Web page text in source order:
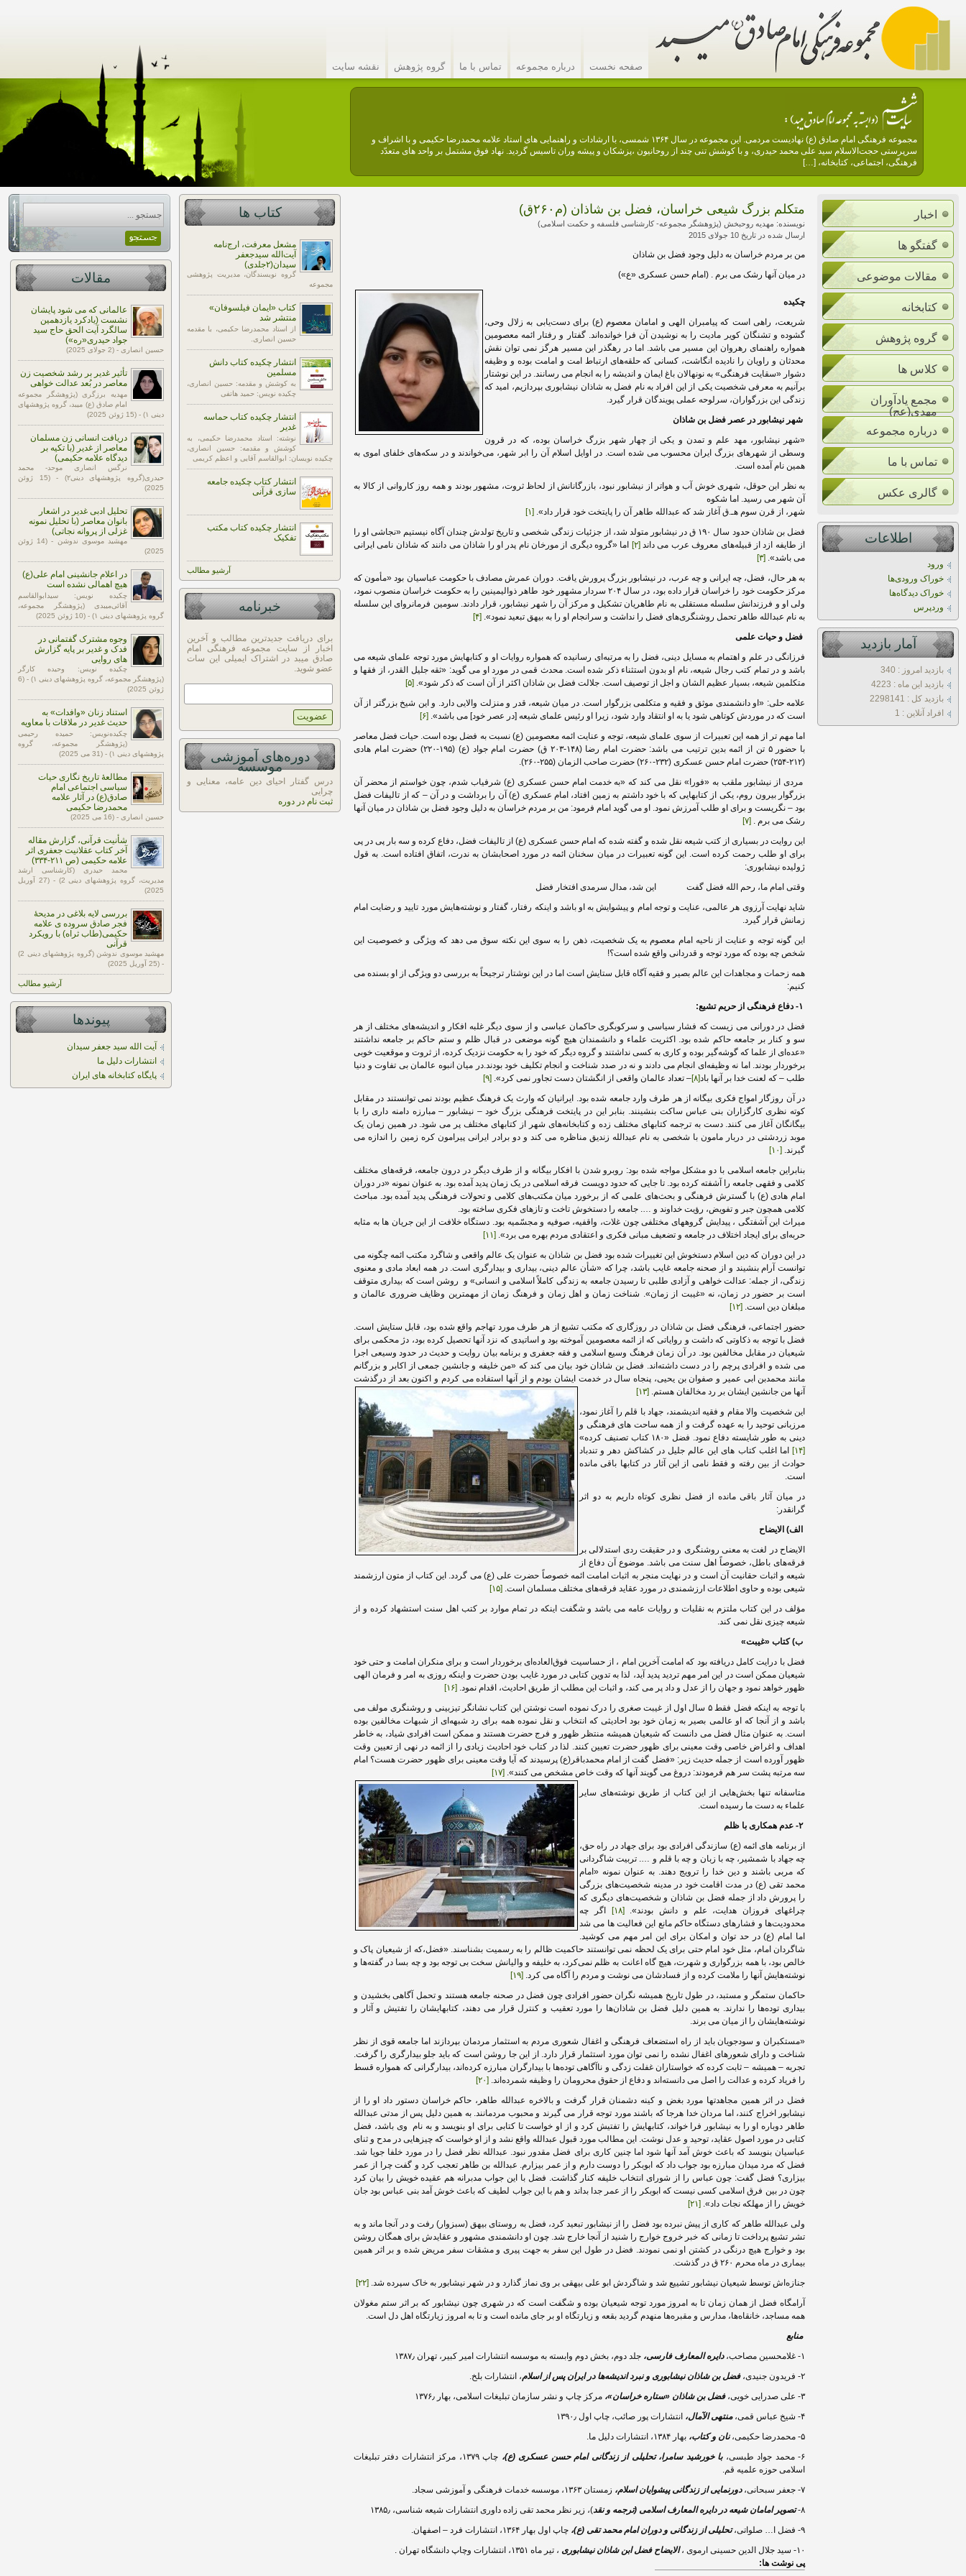
صفحه نخست درباره مجموعه تماس با ما گروه پژوهش نقشه سایت
مجموعه فرهنگی امام صادق (ع) نهادیست مردمی. این مجموعه در سال ۱۳۶۴ شمسی، با ارشادات و راهنمایی های استاد علامه محمدرضا حکیمی و با اشراف و
سرپرستی حجت‌الاسلام سید علی محمد حیدری، و با کوشش تنی چند از روحانیون ،پزشکان و پیشه وران تاسیس گردید. نهاد فوق مشتمل بر واحد های متعدّد
فرهنگی، اجتماعی، کتابخانه، […]
اخبار
گفتگو ها
مقالات موضوعی
کتابخانه
گروه پژوهش
کلاس ها
مجمع یادآوران
مهدی(عج)
درباره مجموعه
تماس با ما
گالری عکس
اطلاعات
ورود
خوراک ورودی‌ها
خوراک دیدگاه‌ها
وردپرس
آمار بازديد
بازديد امروز : 340
بازديد اين ماه : 4223
بازديد کل : 2298141
افراد آنلاين : 1
متکلم بزرگ شیعی خراسان، فضل بن شاذان (م۲۶۰ق)
نویسنده: مهدیه روحبخش (پژوهشگر مجموعه- کارشناسی فلسفه و حکمت اسلامی)
ارسال شده در تاریخ 10 جولای 2015
من بر مردم خراسان به دلیل وجود فضل بن شاذان
در میان آنها رشک می برم . (امام حسن عسکری «ع»)
چکیده
شریعت، راهی است که پیامبران الهی و امامان معصوم (ع) برای دست‌یابی به زلال وحی،
گشوده و تشنگان کویر مادیت را به نوشیدن آن فرا خوانده‌اند. گفتار و رفتار ائمه معصومین
همواره راهنمای رهروان این مسیر می باشد. اما در رهگذر این مسیر هرگز نمی توان نقش
محدثان و راویان را نادیده انگاشت، کسانی که حلقه‌های ارتباط امت و امامت بوده و وظیفه
دشوار «سقایت فرهنگی» به نونهالان باغ ایمان و اندیشه را به انجام می رسانند. در این نوشتار
برآنیم به معرفی شخصیت یکی از این افراد به نام فضل به شاذان نیشابوری بپردازیم، امید که
زندگی این بزرگواران، سرلوحه عملی پویندگان قرار گیرد.
شهر نیشابور در عصر فضل بن شاذان
«شهر نیشابور، مهد علم و تمدن و یکی از چهار شهر بزرگ خراسان بوده، که در قرون
وسطی از شهرهای بزرگ ایران محسوب می شده است. در اوایل اسلام آن را ابر شهر، می‌خواندند و در سکه‌های خلفای اموی به
همین نام آمده است.
به نظر ابن حوقل، شهری خوش آب و هواتر از نیشابور نبود، بازرگانانش از لحاظ ثروت، مشهور بودند و همه روز کاروانی از کالا به
آن شهر می رسید. اما شکوه
شهر، از قرن سوم هـ.ق آغاز شد که عبدالله طاهر آن را پایتخت خود قرار داد». [۱]
فضل بن شاذان حدود سال ۱۹۰ ق در نیشابور متولد شد، از جزئیات زندگی شخصی و تاریخ تولدش چندان آگاه نیستیم «نجاشی او را
از طایفه ازد از قبیله‌های معروف عرب می داند [۲]
اما «گروه دیگری از مورخان نام پدر او را شاذان می دانند که شاذان نامی ایرانی
می باشد». [۳]
به هر حال، فضل، چه ایرانی و چه عرب، در نیشابور بزرگ پرورش یافت. دوران عمرش مصادف با حکومت عباسیان بود «مأمون که
مرکز حکومت خود را خراسان قرار داده بود، در سال ۲۰۴ سردار مشهور خود طاهر ذوالیمینین را به حکومت خراسان منصوب نمود،
ولی او و فرزندانش سلسله مستقلی به نام طاهریان تشکیل و مرکز آن را شهر نیشابور، قرار دادند. سومین فرمانروای این سلسله
به نام عبدالله طاهر تحمل روشنگری‌های فضل را نداشت و سرانجام او را به بیهق تبعید نمود». [۴]
فضل و حیات علمی
فرزانگی در علم و اهتمام به مسایل دینی، فضل را به مرتبه‌ای رسانیده که همواره روایات او و کتابهایش مورد توجه علمای شیعه می
باشد و در تمام کتب رجال شیعه، نام او بدون استثناء ذکر شده است. محدث قمی در مورد او می گوید: «ثقه جلیل القدر، از فقها و
متکلمین شیعه، بسیار عظیم الشان و اجل از توصیف است. جلالت فضل بن شاذان اکثر از آن است که ذکر شود». [۵]
علامه حلی: «او دانشمندی موثق و فقیه و متکلمی بزرگوار است. در میان شیعه، قدر و منزلت والایی دارد. و این شیخ بزرگتر از آن
است که در موردش کوتاهی شود یا به او انتقاد وارد شود، زیرا او رئیس علمای شیعه [در عصر خود] می باشد». [۶]
اما مهم تر از همه این تعبیرات از سوی علمای شیعه، توجه و عنایت ائمه معصومین (ع) نسبت به فضل بوده است. حیات فضل معاصر
با حضور ۵ تن از ائمه بدین ترتیب می باشد: حضرت امام رضا (۱۴۸-۲۰۳ ق) حضرت امام جواد (ع) (۱۹۵-۲۲۰) حضرت امام هادی
(۲۱۲-۲۵۴) حضرت امام حسن عسکری (۲۳۲-۲۶۰) حضرت صاحب الزمان (۲۵۵-۲۶۰).
مردی از نیشابور ملقب به «فورا» نقل می کند که «به خدمت امام حسن عسکری (ع) شرفیاب شدم، چون خواستم از محضر آن
بزرگوار بیرون روم، یکی از کتابهایی که با خود داشتم به زمین افتاد، امام عسکری (ع) آن را برداشت و در آن – که از تالیفات فضل
بود – نگریست و برای او طلب آمرزش نمود. او می گوید امام فرمود: من بر مردم خراسان به دلیل وجود فضل بن شاذان در میان آنها
رشک می برم . [۷]
این روایت در بسیاری از کتب شیعه نقل شده و گفته شده که امام حسن عسکری (ع) از تالیفات فضل، دفاع کرده و سه بار پی در پی
برای او طلب رحمت کرده است. این گونه تعبیرات در میان سخنان ائمه در مورد اصحابشان به ندرت، اتفاق افتاده است. به قول
ژولیده نیشابوری:
وقتی امام ما، رحم الله فضل گفت این شد، مدال سرمدی افتخار فضل
شاید نهایت آرزوی هر عالمی، عنایت و توجه امام و پیشوایش به او باشد و اینکه رفتار، گفتار و نوشته‌هایش مورد تایید و رضایت امام
زمانش قرار گیرد.
این گونه توجه و عنایت از ناحیه امام معصوم به یک شخصیت، ذهن را به سوی این نکته سوق می دهد که ویژگی و خصوصیت این
شخص چه بوده که مورد توجه و قدردانی واقع شده است؟!
همه زحمات و مجاهدات این عالم بصیر و فقیه آگاه قابل ستایش است اما در این نوشتار ترجیحاً به بررسی دو ویژگی از او بسنده می
کنیم:
۱- دفاع فرهنگی از حریم تشیع:
فضل در دورانی می زیست که فشار سیاسی و سرکوبگری حاکمان عباسی و از سوی دیگر غلبه افکار و اندیشه‌های مختلف از هر
سو و کنار بر جامعه حاکم شده بود. اکثریت علماء و دانشمندان هیچ گونه موضعی در قبال ظلم و ستم حاکم بر جامعه نداشتند
«عده‌ای از علما که گوشه‌گیر بوده و کاری به کسی نداشتند و گروه دیگر که خود را به حکومت نزدیک کرده، از ثروت و موقعیت خوبی
برخوردار بودند. اما نه وظیفه‌ای انجام می دادند و نه در صدد شناخت و انجام تکلیف خود بودند.در میان انبوه عالمان بی تفاوت و دنیا
طلب – که لعنت خدا بر آنها باد[۸] – تعداد عالمان واقعی از انگشتان دست تجاور نمی کرد». [۹]
در آن روزگار امواج فکری بیگانه از هر طرف وارد جامعه شده بود. ایرانیان که وارث یک فرهنگ عظیم بودند نمی توانستند در مقابل
کوته نظری کارگزاران بنی عباس ساکت بنشینند. بنابر این در پایتخت فرهنگی بزرگ خود – نیشابور – مبارزه دامنه داری را با
بیگانگان آغاز می کنند. دست به ترجمه کتابهای مختلف زده و کتابخانه‌های شهر از کتابهای مختلف پر می شود. در همین زمان یک
موبد زردشتی در دربار مامون با شخصی به نام عبدالله زندیق مناظره می کند و دو برادر ایرانی پیرامون کره زمین را اندازه می
گیرند. [۱۰]
بنابراین جامعه اسلامی با دو مشکل مواجه شده بود: روبرو شدن با افکار بیگانه و از طرف دیگر در درون جامعه، فرقه‌های مختلف
کلامی و فقهی جامعه را آشفته کرده بود. تا جایی که حدود دویست فرقه اسلامی در یک زمان پدید آمده بود. به عنوان نمونه «در دوران
امام هادی (ع) با گسترش فرهنگی و بحث‌های علمی که از برخورد میان مکتب‌های کلامی و تحولات فرهنگی پدید آمده بود. مباحث
کلامی همچون جبر و تفویض، رؤیت خداوند و …. جامعه را دستخوش تاخت و تازهای فکری ساخته بود.
میراث این آشفتگی ، پیدایش گروههای مختلفی چون غلات، واقفیه، صوفیه و مجسّمیه بود. دستگاه خلافت از این جریان ها به مثابه
حربه‌ای برای ایجاد اختلاف در جامعه و تضعیف مبانی فکری و اعتقادی مردم بهره می برد». [۱۱]
در این دوران که دین اسلام دستخوش این تغییرات شده بود فضل بن شاذان به عنوان یک عالم واقعی و شاگرد مکتب ائمه چگونه می
توانست آرام بنشیند و از صحنه جامعه غایب باشد، چرا که «شأن عالم دینی، بیداری و بیدارگری است. در همه ابعاد مادی و معنوی
زندگی،‌ از جمله: عدالت خواهی و آزادی طلبی تا رسیدن جامعه به زندگی کاملاً اسلامی و انسانی» و روشن است که بیداری متوقف
است بر حضور در زمان، نه «غیبت از زمان». شناخت زمان و اهل زمان و فرهنگ زمان از مهمترین وظایف ضروری عالمان و
مبلغان دین است. [۱۲]
حضور اجتماعی، فرهنگی فضل بن شاذان در روزگاری که مکتب تشیع از هر طرف مورد تهاجم واقع شده بود، قابل ستایش است.
فضل با توجه به ذکاوتی که داشت و روایاتی که از ائمه معصومین آموخته بود و اساتیدی که نزد آنها تحصیل کرده بود، دژ محکمی برای
شیعیان در مقابل مخالفین بود. در آن زمان فرهنگ وسیع اسلامی و فقه جعفری و برنامه بیان روایت و حدیث در حدود وسیعی اجرا
می شده و افرادی پرچم را در دست داشته‌اند. فضل بن شاذان خود بیان می کند که «من خلیفه و جانشین جمعی از اکابر و بزرگانم
مانند محمدبن ابی عمیر و صفوان بن یحیی، پنجاه سال در خدمت ایشان بودم و از آنها استفاده می کردم و اکنون بعد از درگذشت
آنها من جانشین ایشان بر رد مخالفان هستم. [۱۳]
این شخصیت والا مقام و فقیه اندیشمند، جهاد با قلم را آغاز نمود،
مرزبانی توحید را به عهده گرفت و از همه ساحت ‌های فرهنگی و
دینی به طور شایسته دفاع نمود. فضل «۱۸۰ کتاب تصنیف کرده»
[۱۴]
اما اغلب کتاب های این عالم جلیل در کشاکش دهر و تندباد
حوادث از بین رفته و فقط نامی از این آثار در کتابها باقی مانده
است.
در میان آثار باقی مانده از فضل نظری کوتاه داریم به دو اثر
گرانقدر:
الف) الایضاح
الایضاح در لغت به معنی روشنگری و در حقیقت ردی استدلالی بر
فرقه‌های باطل، خصوصاً اهل سنت می باشد. موضوع آن دفاع از
شیعه و اثبات حقانیت آن است و در نهایت منجر به اثبات امامت ائمه خصوصاً حضرت علی (ع) می گردد. این کتاب از متون ارزشمند
شیعی بوده و حاوی اطلاعات ارزشمندی در مورد عقاید فرقه‌های مختلف مسلمان است. [۱۵]
مؤلف در این کتاب ملتزم به نقلیات و روایات عامه می باشد و شگفت اینکه در تمام موارد بر کتب اهل سنت استشهاد کرده و از
شیعه چیزی نقل نمی کند.
ب) کتاب «غیبت»
فضل با درایت کامل دریافته بود که امامت آخرین امام ، از حساسیت فوق‌العاده‌ای برخوردار است و برای منکران امامت و حتی خود
شیعیان ممکن است در این امر مهم تردید پدید آید، لذا به تدوین کتابی در مورد غایب بودن حضرت و اینکه روزی به امر و فرمان الهی
ظهور خواهد نمود و جهان را از عدل و داد پر می کند، و اثبات این مطلب از طریق احادیث، اقدام نمود. [۱۶]
با توجه به اینکه فضل فقط ۵ سال اول از غیبت صغری را درک نموده است نوشتن این کتاب نشانگر تیزبینی و روشنگری مولف می
باشد و از آنجا که او عالمی بصیر به زمان خود بود احادیثی که انتخاب و نقل نموده همه برای رد شبهه‌ای از شبهات مخالفین بوده
است. به عنوان مثال فضل می دانست که شیعیان همیشه منتظر ظهور و فرج حضرت هستند و ممکن است افرادی شیاد، به خاطر
اهداف و اغراض خاصی وقت معینی برای ظهور حضرت تعیین کنند. لذا در کتاب خود احادیث زیادی را از ائمه در نهی از تعیین وقت
ظهور آورده است از جمله حدیث زیر: «فضل گفت از امام محمدباقر(ع) پرسیدند که آیا وقت معینی برای ظهور حضرت هست؟ امام
سه مرتبه پشت سر هم فرمودند: دروغ می گویند آنها که وقت خاص مشخص می کنند». [۱۷]
متاسفانه تنها بخش‌هایی از این کتاب از طریق نوشته‌های سایر
علماء به دست ما رسیده است.
۲- عدم همکاری با ظلم
از برنامه های ائمه (ع) سازندگی افرادی بود برای جهاد در راه حق،
چه جهاد با شمشیر، چه با زبان و چه با قلم و …. تربیت شاگردانی
که مربی باشند و دین خدا را ترویج دهند. به عنوان نمونه «امام
محمد تقی (ع) در مدت اقامت خود در مدینه شخصیت‌های بزرگی
را پرورش داد از جمله فضل بن شاذان و شخصیت‌های دیگری که
چراغهای فروزان هدایت، علم و دانش بودند». [۱۸]
اگر چه
محدودیت‌ها و فشارهای دستگاه حاکم مانع این فعالیت ها می شد
اما امام (ع) در حد توان و امکان برای این امر مهم می کوشید.
شاگردان امام، مثل خود امام حتی برای یک لحظه نمی توانستند حاکمیت ظالم را به رسمیت بشناسند. «فضل،‌که از شیعیان پاک و
خالص بود، با همه بزرگواری و شهرت، هیچ گاه اعانت به ظلم نمی‌کرد، به خلیفه و والیانش سخت بی توجه بود و چه بسا در گفته‌ها و
نوشته‌هایش آنها را ملامت کرده و از فسادشان می نوشت و مردم را آگاه می کرد. [۱۹]
حاکمان ستمگر و مستبد، در طول تاریخ همیشه نگران حضور افرادی چون فضل در صحنه جامعه هستند و تحمل آگاهی بخشیدن و
بیداری توده‌ها را ندارند. به همین دلیل فضل بن شاذان‌ها را مورد تعقیب و کنترل قرار می دهند، کتابهایشان را تفتیش و آثار و
نوشته‌هایشان را از میان می برند.
«مستکبران و سودجویان باید از راه استضعاف فرهنگی و اغفال شعوری مردم به استثمار مردمان بپردازند اما جامعه قوی از نظر
شناخت و دارای شعورهای اغفال نشده را نمی توان مورد استثمار قرار دارد. از این جا روشن است که باید جلو بیدارگری را گرفت.
تجربه – همیشه – ثابت کرده که خواستاران غفلت زدگی و ناآگاهی توده‌ها با بیدارگران مبارزه‌ کرده‌اند، بیدارگرانی که همواره قسط
را فریاد کرده و عدالت را اصل می دانسته‌اند و دفاع از حقوق محرومان را وظیفه شمرده‌اند. [۲۰]
فضل در اثر همین مجاهدتها مورد بغض و کینه دشمنان قرار گرفت و بالاخره عبدالله طاهر، حاکم خراسان دستور داد او را از
نیشابور اخراج کنند، اما مردان خدا هرجا که باشند مورد توجه قرار می گیرند و محبوب مردمانند. به همین دلیل پس از مدتی عبدالله
طاهر دوباره او را به نیشابور فرا خواند، کتابهایش را تفتیش کرد و از او خواست تا کتابی برای او بنویسد و به نام وی باشد، فضل
کتابی در مورد اصول عقاید، توحید و عدل نوشت. این مطالب مورد قبول عبدالله واقع نشد و از او خواست که چیزهایی در مدح و ثنای
عباسیان بنویسد که باعث خوش آمد آنها شود اما چنین کاری برای فضل مقدور نبود. عبدالله نظر فضل را در مورد خلفا جویا شد.
فضل که مرد میدان مبارزه بود جواب داد که ابوبکر را دوست دارم و از عمر بیزارم. عبدالله بن طاهر تعجب کرد و گفت چرا از عمر
بیزاری؟ فضل گفت: چون عباس را از شورای انتخاب خلیفه کنار گذاشت. فضل با این جواب مدبرانه هم عقیده خویش را بیان کرد
چون در بین فرق اسلامی کسی نیست که ابوبکر را از عمر جدا بداند و هم با این جواب لطیف که باعث خوش آمد بنی عباس بود جان
خویش را از مهلکه نجات داد». [۲۱]
ولی عبدالله طاهر که کاری از پیش نبرده بود فضل را از نیشابور تبعید کرد، فضل به روستای بیهق (سبزوار) رفت و در آنجا ماند و به
تشر تشیع پرداخت تا زمانی که خبر خروج خوارج را شنید از آنجا خارج شد. چون او دانشمندی مشهور و عقایدش برای همگان روشن
بود و خوارج هیچ درنگی در کشتن او نمی نمودند. فضل در طول این سفر به جهت پیری و مشقات سفر مریض شده و بر اثر همین
بیماری در ماه محرم ۲۶۰ ق در گذشت.
جنازه‌اش توسط شیعیان نیشابور تشییع شد و شاگردش ابو علی بیهقی بر وی نماز گذارد و در شهر نیشابور به خاک سپرده شد. [۲۲]
آرامگاه فضل از همان زمان تا به امروز مورد توجه شیعیان بوده و شگفت است که در شهری چون نیشابور که بر اثر ستم مغولان
همه مساجد، خانقاه‌ها، مدارس و مقبره‌ها منهدم گردید بقعه و زیارتگاه او بر جای مانده است و تا به امروز زیارتگاه اهل دل است.
منابع
۱- غلامحسین مصاحب،
دایره المعارف فارسی، جلد دوم، بخش دوم وابسته به موسسه انتشارات امیر کبیر، تهران ۱۳۸۷٫
۲- فریدون جنیدی،
فضل بن شاذان نیشابوری و نبرد اندیشه‌ها در ایران پس از اسلام، انتشارات بلخ.
۳- علی صدرایی خویی،
فضل بن شاذان «ستاره خراسان»، مرکز چاپ و نشر سازمان تبلیغات اسلامی، بهار ۱۳۷۶٫
۴- شیخ عباس قمی،
منتهی الآمال، انتشارات پور صائب، چاپ اول ۱۳۹۰٫
۵- محمدرضا حکیمی،
نان و کتاب، بهار ۱۳۸۴، انتشارات دلیل ما.
۶- محمد جواد طبسی،
با خورشید سامرا، تحلیلی از زندگانی امام حسن عسکری (ع)،
چاپ ۱۳۷۹، مرکز انتشارات دفتر تبلیغات
اسلامی حوزه علمیه قم.
۷- جعفر سبحانی،
دورنمایی از زندگانی پیشوایان اسلام، زمستان ۱۳۶۳، موسسه خدمات فرهنگی و آموزشی سجاد.
۸- تصویر امامان شیعه در دایره المعارف اسلامی (ترجمه و نقد)، زیر نظر محمد تقی زاده داوری انتشارات شیعه شناسی، ۱۳۸۵٫
۹- فضل ا… صلواتی،
تحلیلی از زندگانی و دوران امام محمد تقی (ع)، چاپ اول بهار ۱۳۶۴، انتشارات فرد – اصفهان.
۱۰- سید جلال الدین حسینی ارموی ،
الایضاح فضل ابن شاذان نیشابوری ، تیر ماه ۱۳۵۱، انتشارات وچاپ دانشگاه تهران .
پی نوشت ها:
مقالات
عالمانی که می شود پایشان
نشست (یادکرد یازدهمین
سالگرد آیت الحق حاج سید
جواد حیدری«ره»)
حسین انصاری - (2 جولای 2025)
تأثیر غدیر بر رشد شخصیت زن
معاصر در بُعد عدالت خواهی
مهدیه برزگری (پژوهشگر مجموعه
امام صادق (ع) میبد، گروه پژوهشهای
دینی ۱) - (15 ژوئن 2025)
دریافت انسانی زن مسلمان
معاصر از غدیر (با تکیه بر
دیدگاه علامه حکیمی)
نرگس انصاری موحد- محمد
حیدری(گروه پژوهشهای دینی۲) - (15 ژوئن
2025)
تحلیل ادبی غدیر در اشعار
بانوان معاصر (با تحلیل نمونه
غزلی از پروانه نجاتی)
مهشید موسوی ندوشن - (14 ژوئن
2025)
در اعلام جانشینی امام علی(ع)
هیچ اهمالی نشده است
چکیده نویس: سیدابوالقاسم
آقائی‌میبدی (پژوهشگر مجموعه،
گروه پژوهشهای دینی ۱) - (10 ژوئن 2025)
وجوه مشترک گفتمانی در
فدک و غدیر بر پایه گزارش
های روایی
چکیده نویس: وحیده کارگر
(پژوهشگر مجموعه، گروه پژوهشهای دینی ۱) - (6
ژوئن 2025)
استناد زنان «وافدات» به
حدیث غدیر در ملاقات با معاویه
چکیده‌نویس: حمیده رحیمی
(پژوهشگر مجموعه، گروه
پژوهشهای دینی ۱) - (31 می 2025)
مطالعۀ تاریخ نگاری حیات
سیاسی اجتماعی امام
صادق(ع) در آثار علامه
محمدرضا حکیمی
حسین انصاری - (16 می 2025)
شأنیت قرآنی، گزارش مقاله
آخر کتاب عقلانیت جعفری اثر
علامه حکیمی (ص ۲۱۱-۳۳۴)
محمد حیدری (کارشناسی ارشد
مدیریت، گروه پژوهشهای دینی 2) - (27 آوریل
2025)
بررسی لایه بلاغی در مدیحۀ
فجر صادق سروده ی علامه
حکیمی(طاب ثراه) با رویکرد
قرآنی
مهشید موسوی ندوشن (گروه پژوهشهای دینی 2)
- (25 آوریل 2025)
آرشیو مطالب
پیوندها
آیت الله سید جعفر سیدان
انتشارات دلیل ما
پایگاه کتابخانه های ایران
کتاب ها
مشعل معرفت، ارج‌نامه
آیت‌الله سیدجعفر
سیدان(۲جلدی)
گروه نویسندگان، مدیریت پژوهشی
مجموعه
کتاب «ایمان فیلسوفان»
منتشر شد
از استاد محمدرضا حکیمی، با مقدمه
حسین انصاری.
انتشار چکیده کتاب دانش
مسلمین
به کوشش و مقدمه: حسین انصاری،
چکیده نویس: حمید هاتفی
انتشار چکیده کتاب حماسه
غدیر
نوشته: استاد محمدرضا حکیمی، به
کوشش و مقدمه: حسین انصاری،
چکیده نویسان: ابوالقاسم آقایی و اعظم کریمی
انتشار کتاب چکیده جامعه
سازی قرآنی
انتشار چکیده کتاب مکتب
تفکیک
آرشيو مطالب
خبرنامه
برای دریافت جدیدترین مطالب و آخرین
اخبار از سایت مجموعه فرهنگی امام
صادق میبد در اشتراک ایمیلی این سات
عضو شوید.
دوره‌های آموزشی
موسسه
درس گفتار احیای دین عامه، معنایی و
چرایی
ثبت نام در دوره